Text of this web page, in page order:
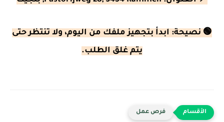
🟢 نصيحة: ابدأ بتجهيز ملفك من اليوم، ولا تنتظر حتى
يتم غلق الطلب.
فرص عمل